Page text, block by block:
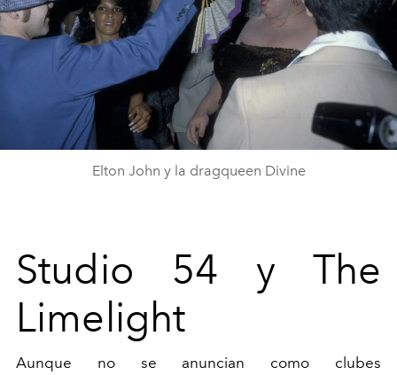
Elton John y la dragqueen Divine
Studio 54 y The
Limelight
Aunque no se anuncian como clubes